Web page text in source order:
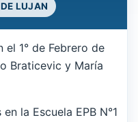
LUJAN
el 1° de Febrero de
Braticevic y María
la Escuela EPB N°1